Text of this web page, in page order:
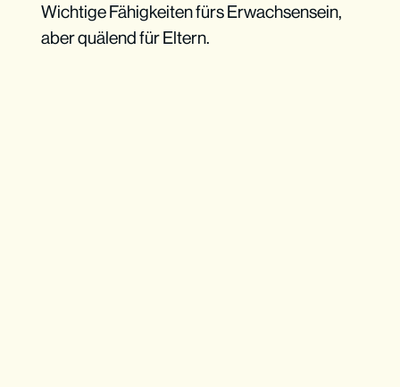
Wichtige Fähigkeiten fürs Erwachsensein,
aber quälend für Eltern.